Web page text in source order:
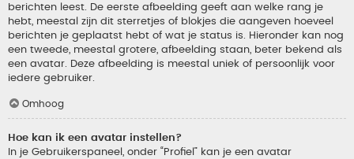
berichten leest. De eerste afbeelding geeft aan welke rang je
hebt, meestal zijn dit sterretjes of blokjes die aangeven hoeveel
berichten je geplaatst hebt of wat je status is. Hieronder kan nog
een tweede, meestal grotere, afbeelding staan, beter bekend als
een avatar. Deze afbeelding is meestal uniek of persoonlijk voor
iedere gebruiker.
Omhoog
Hoe kan ik een avatar instellen?
In je Gebruikerspaneel, onder “Profiel” kan je een avatar